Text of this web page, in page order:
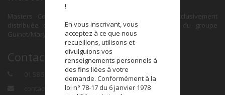
!
En vous inscrivant, vous
acceptez à ce que nous
recueillons, utilisons et
divulguions vos
renseignements personnels à
des fins liées à votre
demande. Conformément à la
loi n° 78-17 du 6 janvier 1978
Masters Colors est une marque de maquillage exclusivement
distribuée dans le réseau des Instituts de Beauté du groupe
Guinot/Mary Cohr.
Contact
contact@masterscolors.com